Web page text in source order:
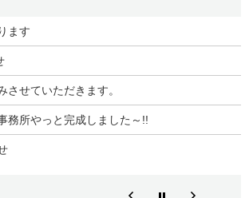
ます
させていただきます。
務所やっと完成しました～!!